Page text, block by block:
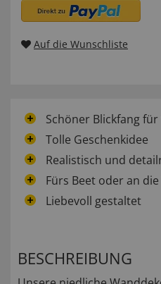
Auf die Wunschliste
Schöner Blickfang
Tolle Geschenkidee
Realistisch und
Fürs Beet oder an
Liebevoll gestaltet
BESCHREIBUNG